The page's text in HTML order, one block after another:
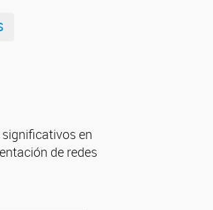
en
de redes